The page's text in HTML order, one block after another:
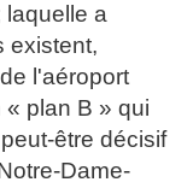
a
existent,
l'aéroport
plan B » qui
être décisif
Dame-